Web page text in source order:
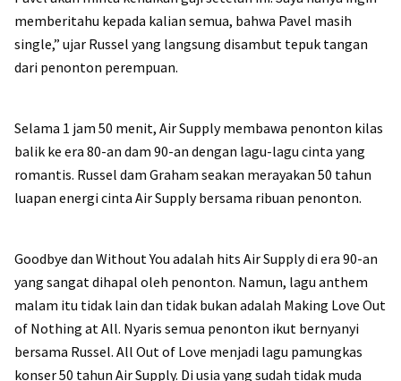
memberitahu kepada kalian semua, bahwa Pavel masih
single,” ujar Russel yang langsung disambut tepuk tangan
dari penonton perempuan.
Selama 1 jam 50 menit, Air Supply membawa penonton kilas
balik ke era 80-an dam 90-an dengan lagu-lagu cinta yang
romantis. Russel dam Graham seakan merayakan 50 tahun
luapan energi cinta Air Supply bersama ribuan penonton.
Goodbye dan Without You adalah hits Air Supply di era 90-an
yang sangat dihapal oleh penonton. Namun, lagu anthem
malam itu tidak lain dan tidak bukan adalah Making Love Out
of Nothing at All. Nyaris semua penonton ikut bernyanyi
bersama Russel. All Out of Love menjadi lagu pamungkas
konser 50 tahun Air Supply. Di usia yang sudah tidak muda